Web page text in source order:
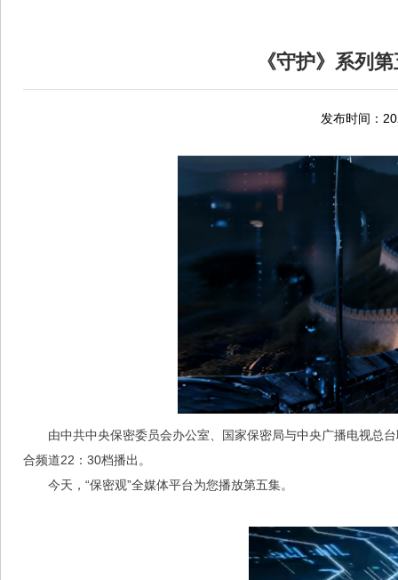
《守护》系列
发布时间：
由中共中央保密委员会办公室、国家保密局与中央广播电视总
合频道22：30档播出。
今天，“保密观”全媒体平台为您播放第五集。